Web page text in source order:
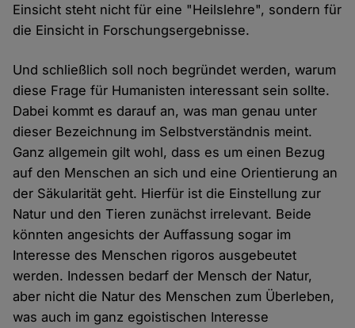
Einsicht steht nicht für eine "Heilslehre", sondern für
die Einsicht in Forschungsergebnisse.
Und schließlich soll noch begründet werden, warum
diese Frage für Humanisten interessant sein sollte.
Dabei kommt es darauf an, was man genau unter
dieser Bezeichnung im Selbstverständnis meint.
Ganz allgemein gilt wohl, dass es um einen Bezug
auf den Menschen an sich und eine Orientierung an
der Säkularität geht. Hierfür ist die Einstellung zur
Natur und den Tieren zunächst irrelevant. Beide
könnten angesichts der Auffassung sogar im
Interesse des Menschen rigoros ausgebeutet
werden. Indessen bedarf der Mensch der Natur,
aber nicht die Natur des Menschen zum Überleben,
was auch im ganz egoistischen Interesse